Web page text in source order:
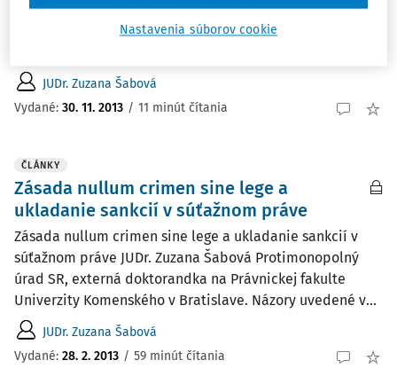
úrad SR, externá doktorandka na Právnickej fakulte
univerzity Komenského v Bratislave Ďalším z podujatí,
JUDr. Zuzana Šabová
Vydané: 30. 11. 2013 / 11 minút čítania
ČLÁNKY
Zásada nullum crimen sine lege a
ukladanie sankcií v súťažnom práve
Zásada nullum crimen sine lege a ukladanie sankcií v
súťažnom práve JUDr. Zuzana Šabová Protimonopolný
úrad SR, externá doktorandka na Právnickej fakulte
Univerzity Komenského v Bratislave. Názory uvedené v...
JUDr. Zuzana Šabová
Vydané: 28. 2. 2013 / 59 minút čítania
Nastavenia súborov cookie